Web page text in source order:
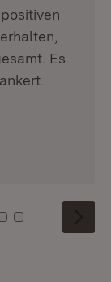
Es
67 8
Kachel: 9
Zu Kachel: 10
Zu Kachel: 11